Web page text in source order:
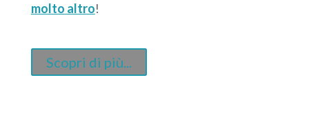
molto altro!
Scopri di più...